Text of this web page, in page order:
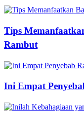
Tips
Rambut
Ini Empat